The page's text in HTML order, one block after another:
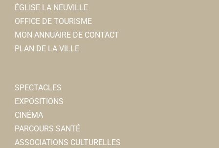
ÉGLISE LA NEUVILLE
OFFICE DE TOURISME
MON ANNUAIRE DE CONTACT
PLAN DE LA VILLE
SPECTACLES
EXPOSITIONS
CINÉMA
PARCOURS SANTÉ
ASSOCIATIONS CULTURELLES